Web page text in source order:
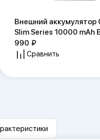
Внешний аккумулятор
Slim Series 10000 mAh
990
Сравнить